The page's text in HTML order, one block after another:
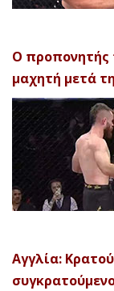
Ο προπονητής
μαχητή μετά
Αγγλία: